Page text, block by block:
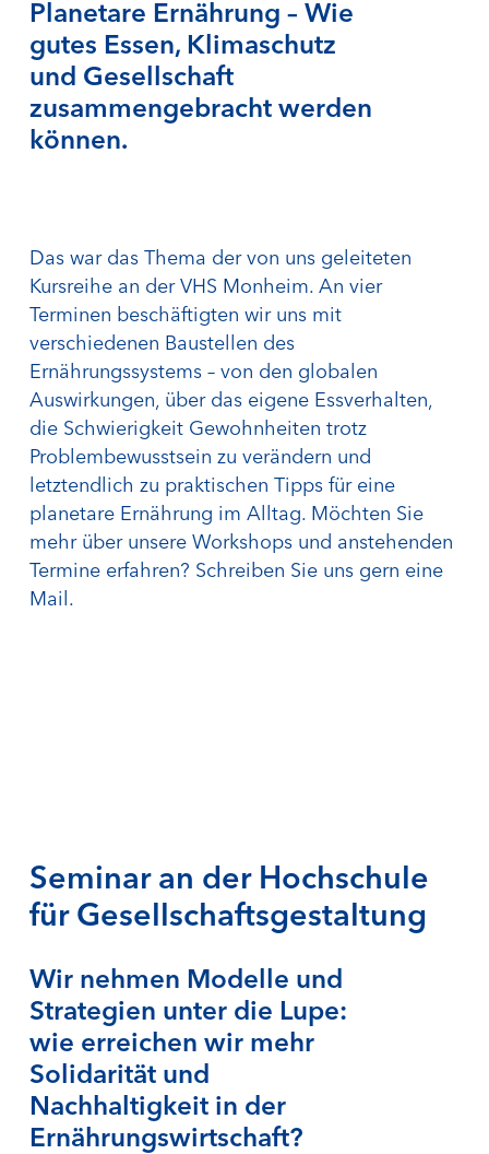
Planetare Ernährung – Wie
gutes Essen, Klimaschutz
und Gesellschaft
zusammengebracht werden
können.
Das war das Thema der von uns geleiteten
Kursreihe an der VHS Monheim. An vier
Terminen beschäftigten wir uns mit
verschiedenen Baustellen des
Ernährungssystems – von den globalen
Auswirkungen, über das eigene Essverhalten,
die Schwierigkeit Gewohnheiten trotz
Problembewusstsein zu verändern und
letztendlich zu praktischen Tipps für eine
planetare Ernährung im Alltag. Möchten Sie
mehr über unsere Workshops und anstehenden
Termine erfahren? Schreiben Sie uns gern eine
Mail.
Seminar an der Hochschule
für Gesellschaftsgestaltung
Wir nehmen Modelle und
Strategien unter die Lupe:
wie erreichen wir mehr
Solidarität und
Nachhaltigkeit in der
Ernährungswirtschaft?